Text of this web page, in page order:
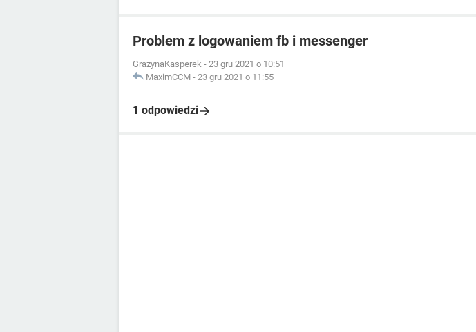
Problem z logowaniem fb i messenger
GrazynaKasperek - 23 gru 2021 o 10:51
MaximCCM - 23 gru 2021 o 11:55
1 odpowiedzi